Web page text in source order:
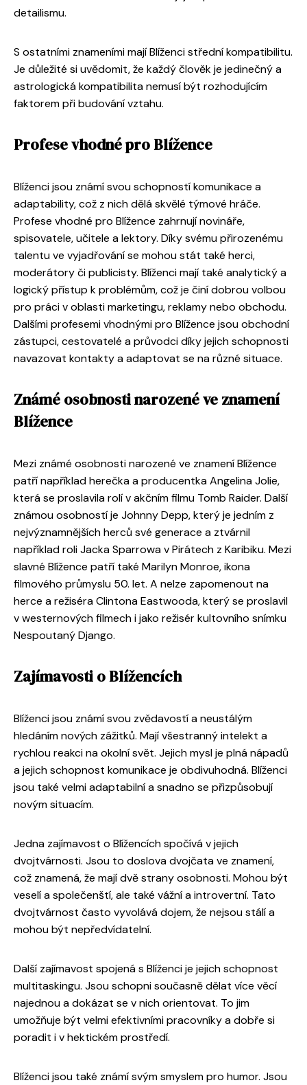
detailismu.
S ostatními znameními mají Blíženci střední kompatibilitu.
Je důležité si uvědomit, že každý člověk je jedinečný a
astrologická kompatibilita nemusí být rozhodujícím
faktorem při budování vztahu.
Profese vhodné pro Blížence
Blíženci jsou známí svou schopností komunikace a
adaptability, což z nich dělá skvělé týmové hráče.
Profese vhodné pro Blížence zahrnují novináře,
spisovatele, učitele a lektory. Díky svému přirozenému
talentu ve vyjadřování se mohou stát také herci,
moderátory či publicisty. Blíženci mají také analytický a
logický přístup k problémům, což je činí dobrou volbou
pro práci v oblasti marketingu, reklamy nebo obchodu.
Dalšími profesemi vhodnými pro Blížence jsou obchodní
zástupci, cestovatelé a průvodci díky jejich schopnosti
navazovat kontakty a adaptovat se na různé situace.
Známé osobnosti narozené ve znamení
Blížence
Mezi známé osobnosti narozené ve znamení Blížence
patří například herečka a producentka Angelina Jolie,
která se proslavila rolí v akčním filmu Tomb Raider. Další
známou osobností je Johnny Depp, který je jedním z
nejvýznamnějších herců své generace a ztvárnil
například roli Jacka Sparrowa v Pirátech z Karibiku. Mezi
slavné Blížence patří také Marilyn Monroe, ikona
filmového průmyslu 50. let. A nelze zapomenout na
herce a režiséra Clintona Eastwooda, který se proslavil
v westernových filmech i jako režisér kultovního snímku
Nespoutaný Django.
Zajímavosti o Blížencích
Blíženci jsou známí svou zvědavostí a neustálým
hledáním nových zážitků. Mají všestranný intelekt a
rychlou reakci na okolní svět. Jejich mysl je plná nápadů
a jejich schopnost komunikace je obdivuhodná. Blíženci
jsou také velmi adaptabilní a snadno se přizpůsobují
novým situacím.
Jedna zajímavost o Blížencích spočívá v jejich
dvojtvárnosti. Jsou to doslova dvojčata ve znamení,
což znamená, že mají dvě strany osobnosti. Mohou být
veselí a společenští, ale také vážní a introvertní. Tato
dvojtvárnost často vyvolává dojem, že nejsou stálí a
mohou být nepředvídatelní.
Další zajímavost spojená s Blíženci je jejich schopnost
multitaskingu. Jsou schopni současně dělat více věcí
najednou a dokázat se v nich orientovat. To jim
umožňuje být velmi efektivními pracovníky a dobře si
poradit i v hektickém prostředí.
Blíženci jsou také známí svým smyslem pro humor. Jsou